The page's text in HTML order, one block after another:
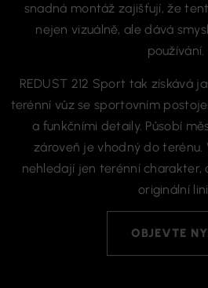
snadná montáž zajišťují, že
nejen vizuálně, ale dává
používání.
REDUST 212 Sport tak získává
terénní vůz se sportovním
a funkčními detaily. Působí
zároveň je vhodný do terénu.
nehledají jen terénní charakter,
originální
OBJEVTE